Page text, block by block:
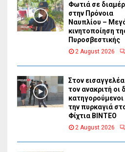
Φωτιά σε
στην Πρόνοια
Ναυπλίου –
κινητοποίηση
Πυροσβεστικής
2 August 2026
Στον εισαγγελέα
τον ανακριτή οι
κατηγορούμενοι
την πυρκαγιά
Φίχτια ΒΙΝΤΕΟ
2 August 2026